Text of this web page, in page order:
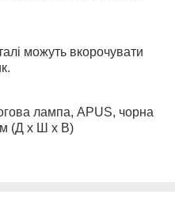
можуть вкорочувати
лампа, APUS, чорна
(Д x Ш x В)